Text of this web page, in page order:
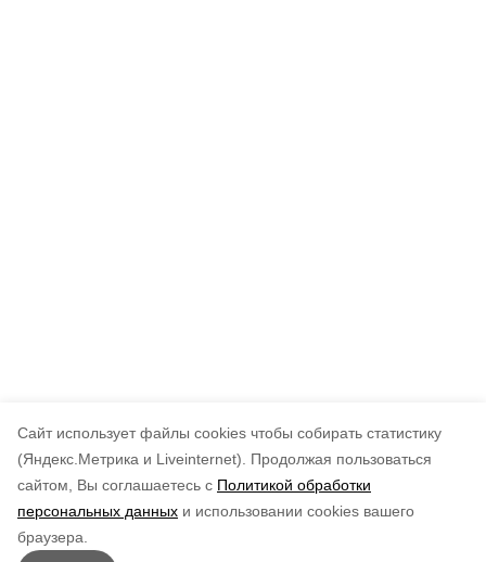
Cайт использует файлы cookies чтобы собирать статистику
(Яндекс.Метрика и Liveinternet).
Продолжая пользоваться
сайтом, Вы соглашаетесь с Политикой обработки
персональных данных и использовании cookies вашего
браузера.